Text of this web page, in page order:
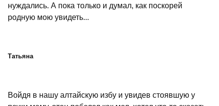
нуждались. А пока только и думал, как поскорей
родную мою увидеть...
Татьяна
Войдя в нашу алтайскую избу и увидев стоявшую у